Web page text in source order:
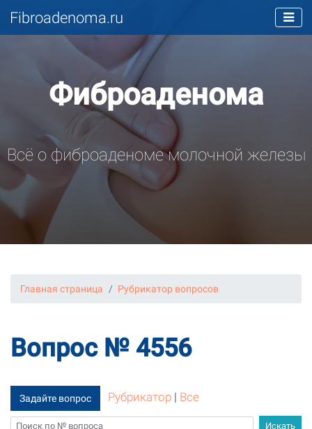
Fibroadenoma.ru
Фиброаденома
Всё о фиброаденоме молочной железы
Главная страница Рубрикатор вопросов
Вопрос № 4556
Задайте вопрос Рубрикатор| Все